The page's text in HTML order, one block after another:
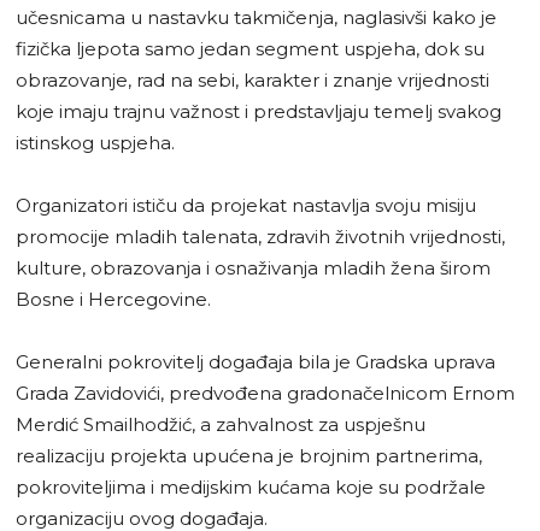
učesnicama u nastavku takmičenja, naglasivši kako je
fizička ljepota samo jedan segment uspjeha, dok su
obrazovanje, rad na sebi, karakter i znanje vrijednosti
koje imaju trajnu važnost i predstavljaju temelj svakog
istinskog uspjeha.
Organizatori ističu da projekat nastavlja svoju misiju
promocije mladih talenata, zdravih životnih vrijednosti,
kulture, obrazovanja i osnaživanja mladih žena širom
Bosne i Hercegovine.
Generalni pokrovitelj događaja bila je Gradska uprava
Grada Zavidovići, predvođena gradonačelnicom Ernom
Merdić Smailhodžić, a zahvalnost za uspješnu
realizaciju projekta upućena je brojnim partnerima,
pokroviteljima i medijskim kućama koje su podržale
organizaciju ovog događaja.